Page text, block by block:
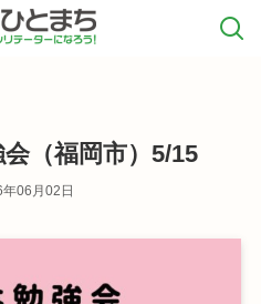
会（福岡市）5/15
06月02日